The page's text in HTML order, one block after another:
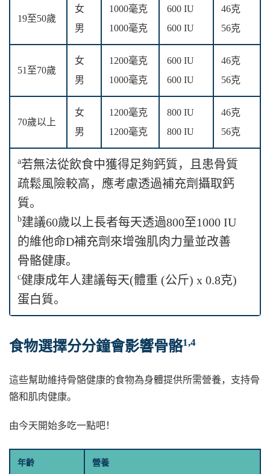
19至50歲
女
男
1000毫克
1000毫克
600 IU
600 IU
46克
56克
51至70歲
女
男
1200毫克
1000毫克
600 IU
600 IU
46克
56克
70歲以上
女
男
1200毫克
1200毫克
800 IU
800 IU
46克
56克
a若無法從飲食中獲得足夠鈣質，且患骨質
疏鬆風險較高，應考慮透過補充劑攝取鈣
質。
b建議60歲以上長者每天透過800至1000 IU
的維他命D補充劑來增強肌肉力量並改善
骨骼健康。
c健康成年人建議每天(體重 (公斤) x 0.8克)
蛋白質。
食物選擇分分鐘會影響骨骼1,4
這些幫助維持骨骼健康的食物為身體提供所需營養，支持骨
骼和肌肉健康。
由今天開始多吃一點吧！
年齡 營養